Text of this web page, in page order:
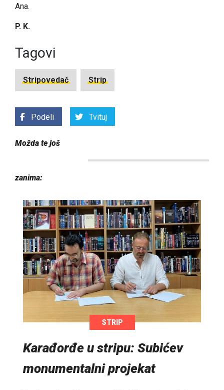
Ana.
P. K.
Tagovi
Stripovedač Strip
Podeli Tvituj
Možda te još
zanima:
STRIP
Karađorđe u stripu: Subićev
monumentalni projekat